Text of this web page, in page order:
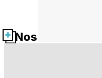
Nos fiches santé